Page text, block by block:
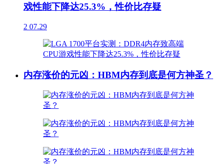
戏性能下降达25.3%，性价比存疑
2 07.29
内存涨价的元凶：HBM内存到底是何方神圣？